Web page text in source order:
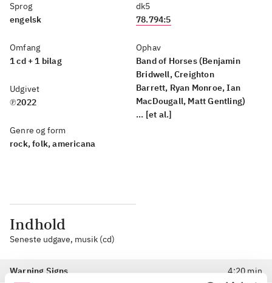
Sprog
engelsk
Omfang
1 cd + 1 bilag
Udgivet
℗2022
Genre og form
rock, folk, americana
dk5
78.794:5
Ophav
Band of Horses (Benjamin
Bridwell, Creighton
Barrett, Ryan Monroe, Ian
MacDougall, Matt Gentling)
... [et al.]
Indhold
Seneste udgave, musik (cd)
Warning Signs 4:20 min